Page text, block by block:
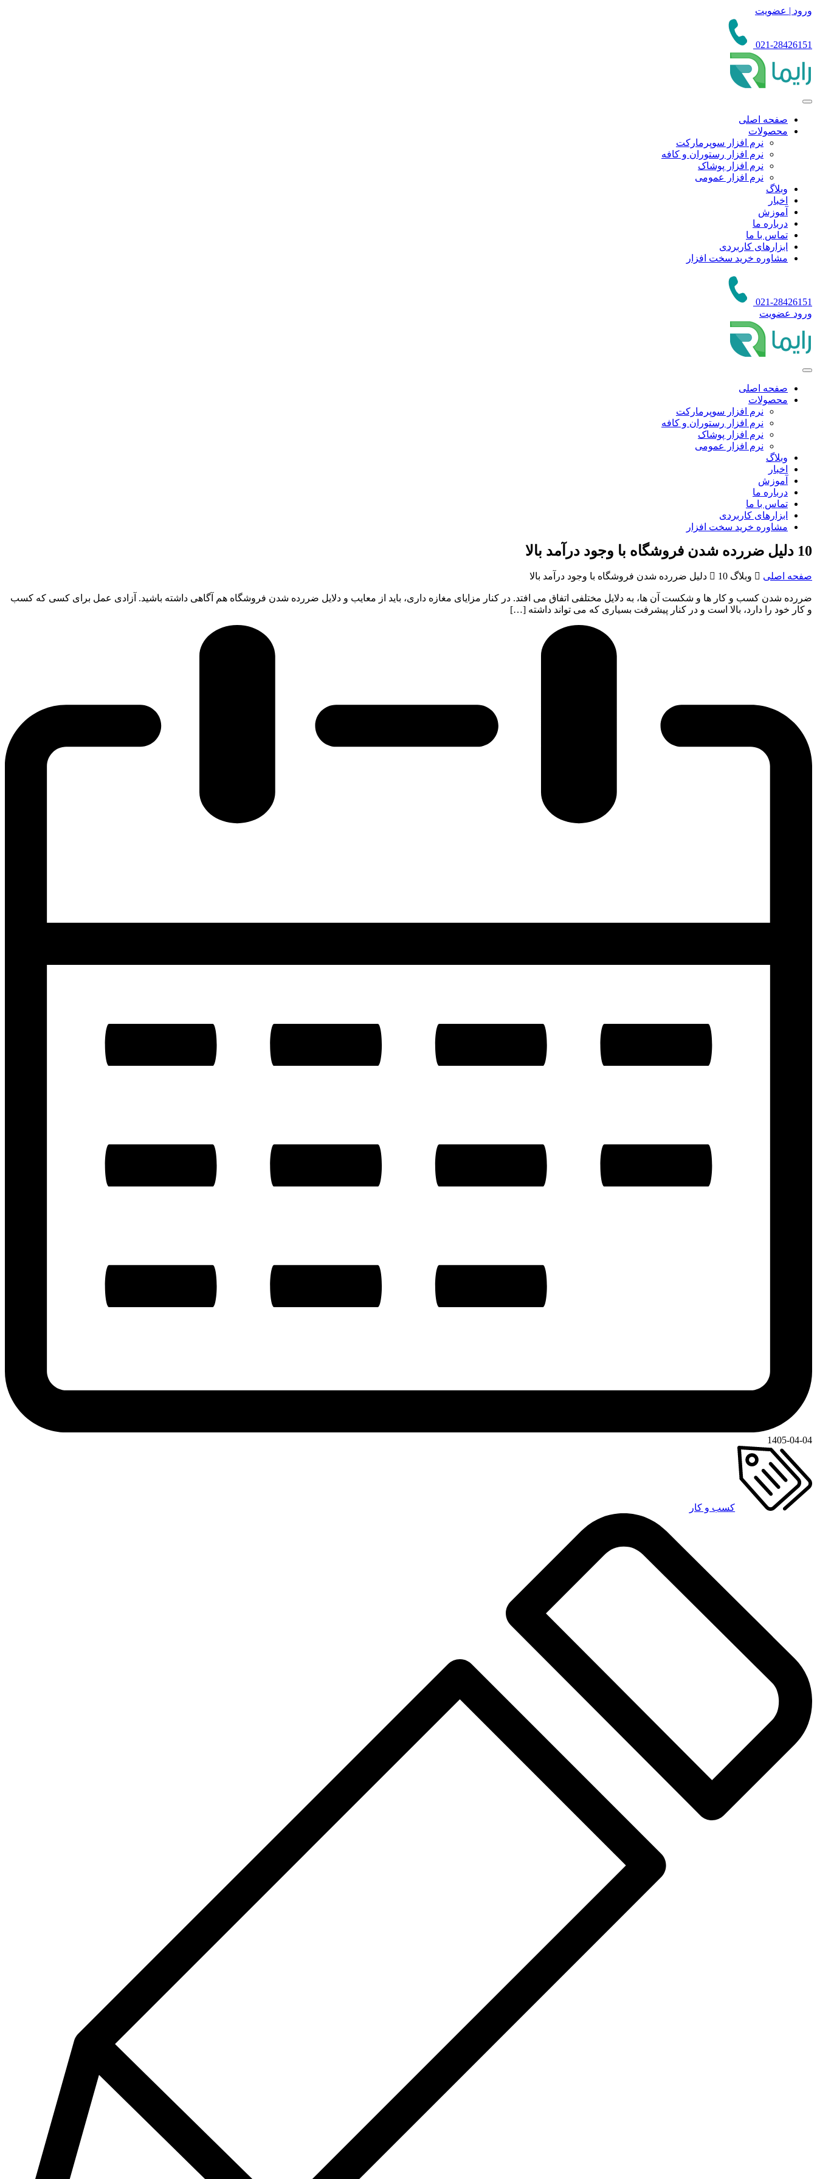
ورود | عضویت
021-28426151
صفحه اصلی
محصولات
نرم افزار سوپرمارکت
نرم افزار رستوران و کافه
نرم افزار پوشاک
نرم افزار عمومی
وبلاگ
اخبار
آموزش
درباره ما
تماس با ما
ابزارهای کاربردی
مشاوره خرید سخت افزار
021-28426151
ورود عضویت
صفحه اصلی
محصولات
نرم افزار سوپرمارکت
نرم افزار رستوران و کافه
نرم افزار پوشاک
نرم افزار عمومی
وبلاگ
اخبار
آموزش
درباره ما
تماس با ما
ابزارهای کاربردی
مشاوره خرید سخت افزار
10 دلیل ضررده شدن فروشگاه با وجود درآمد بالا
صفحه اصلی  وبلاگ  10 دلیل ضررده شدن فروشگاه با وجود درآمد بالا
ضررده شدن کسب و کار ها و شکست آن ها، به دلایل مختلفی اتفاق می افتد. در کنار مزایای مغازه داری، باید از معایب و دلایل ضررده شدن فروشگاه هم آگاهی داشته باشید. آزادی عمل برای کسی که کسب
و کار خود را دارد، بالا است و در کنار پیشرفت بسیاری که می تواند داشته […]
1405-04-04
کسب و کار